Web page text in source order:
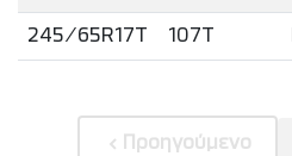
245/65R17T 107T
Προηγούμενο